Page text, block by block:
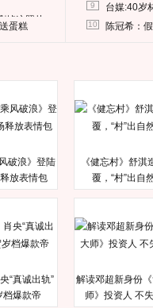
掉这照片
蛋糕
9 台媒:40岁
10 陈冠希：
破浪》登陆
放表情包
《健忘村》舒淇
覆，“村”出自
“真诚出轨”
档爆款帝
解读邓超新身份
师》投资人 不